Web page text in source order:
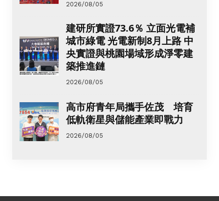
2026/08/05
建研所實證73.6％ 立面光電補
城市綠電 光電新制8月上路 中
央實證與桃園場域形成淨零建
築推進鏈
2026/08/05
高市府青年局攜手佐茂 培育
低軌衛星與儲能產業即戰力
2026/08/05